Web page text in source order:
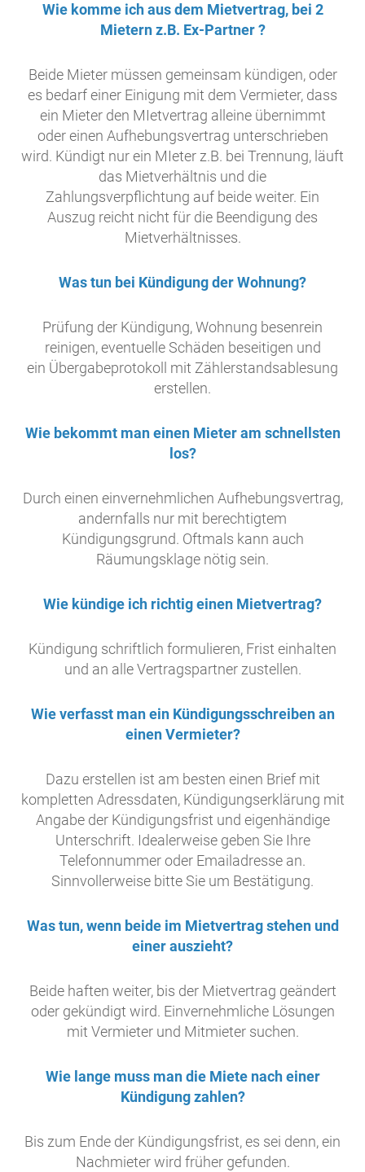
Wie komme ich aus dem Mietvertrag, bei 2
Mietern z.B. Ex-Partner ?
Beide Mieter müssen gemeinsam kündigen, oder
es bedarf einer Einigung mit dem Vermieter, dass
ein Mieter den MIetvertrag alleine übernimmt
oder einen Aufhebungsvertrag unterschrieben
wird. Kündigt nur ein MIeter z.B. bei Trennung, läuft
das Mietverhältnis und die
Zahlungsverpflichtung auf beide weiter. Ein
Auszug reicht nicht für die Beendigung des
Mietverhältnisses.
Was tun bei Kündigung der Wohnung?
Prüfung der Kündigung, Wohnung besenrein
reinigen, eventuelle Schäden beseitigen und
ein Übergabeprotokoll mit Zählerstandsablesung
erstellen.
Wie bekommt man einen Mieter am schnellsten
los?
Durch einen einvernehmlichen Aufhebungsvertrag,
andernfalls nur mit berechtigtem
Kündigungsgrund. Oftmals kann auch
Räumungsklage nötig sein.
Wie kündige ich richtig einen Mietvertrag?
Kündigung schriftlich formulieren, Frist einhalten
und an alle Vertragspartner zustellen.
Wie verfasst man ein Kündigungsschreiben an
einen Vermieter?
Dazu erstellen ist am besten einen Brief mit
kompletten Adressdaten, Kündigungserklärung mit
Angabe der Kündigungsfrist und eigenhändige
Unterschrift. Idealerweise geben Sie Ihre
Telefonnummer oder Emailadresse an.
Sinnvollerweise bitte Sie um Bestätigung.
Was tun, wenn beide im Mietvertrag stehen und
einer auszieht?
Beide haften weiter, bis der Mietvertrag geändert
oder gekündigt wird. Einvernehmliche Lösungen
mit Vermieter und Mitmieter suchen.
Wie lange muss man die Miete nach einer
Kündigung zahlen?
Bis zum Ende der Kündigungsfrist, es sei denn, ein
Nachmieter wird früher gefunden.